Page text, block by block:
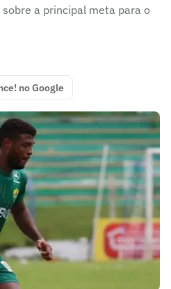
a principal meta para o
no Google